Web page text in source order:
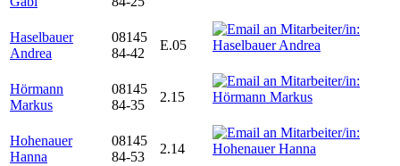
Haselbauer
Andrea
08145
84-42
E.05
Hörmann
Markus
08145
84-35
2.15
Hohenauer
Hanna
08145
84-53
2.14